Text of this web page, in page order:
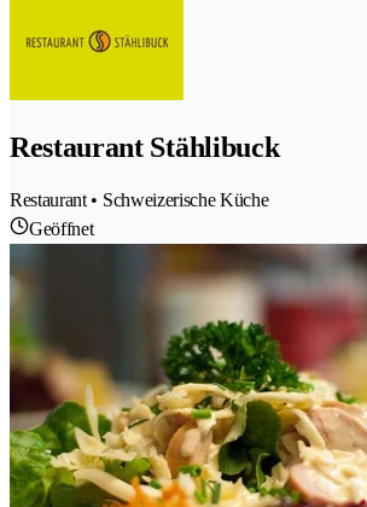
Restaurant Stählibuck
Restaurant • Schweizerische Küche
Geöffnet